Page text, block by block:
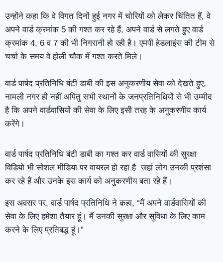
उन्होंने कहा कि वे विगत दिनों हुई नगर में चोरियों को लेकर चिंतित हैं, वे
अपने वार्ड क्रमांक 5 की गश्त कर रहे हैं, अपने वार्ड से लगते हुए वार्ड
क्रमांक 4, 6 व 7 की भी निगरानी हो रही है। एमपी हेडलाइंस की टीम से
चर्चा के समय वे होली चौक में गश्त करते मिले।
वार्ड पार्षद प्रतिनिधि बंटी डाबी की इस अनुकरणीय सेवा को देखते हुए,
नामली नगर ही नहीं अपितु सभी स्थानों के जनप्रतिनिधियों से भी उम्मीद
है कि अपने वार्डवासियों की सेवा के लिए इसी तरह के अनुकरणीय कार्य
करेंगे।
वार्ड पार्षद प्रतिनिधि बंटी डाबी का गश्त कर वार्ड वासियों की सुरक्षा
विडियो भी सोशल मीडिया पर वायरल हो रहा है जहां लोग उनकी प्रशंसा
कर रहे हैं और उनके इस कार्य को अनुकरणीय बता रहे हैं।
इस अवसर पर, वार्ड पार्षद प्रतिनिधि ने कहा, “मैं अपने वार्डवासियों की
सेवा के लिए हमेशा तैयार हूं। मैं उनकी सुरक्षा और सुविधा के लिए काम
करने के लिए प्रतिबद्ध हूं।”